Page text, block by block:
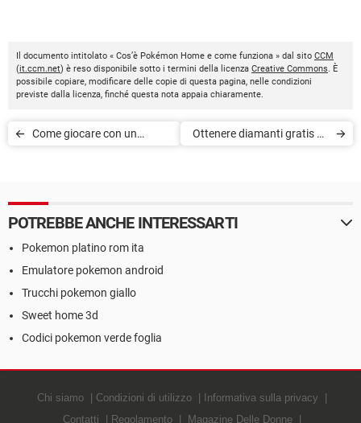
Il documento intitolato « Cos’è Pokémon Home e come funziona » dal sito CCM
(it.ccm.net) è reso disponibile sotto i termini della licenza Creative Commons. È
possibile copiare, modificare delle copie di questa pagina, nelle condizioni
previste dalla licenza, finché questa nota appaia chiaramente.
Come giocare con un
Ottenere diamanti gratis su
POTREBBE ANCHE INTERESSARTI
Pokemon platino rom ita
Emulatore pokemon android
Trucchi pokemon giallo
Sweet home 3d
Codici pokemon verde foglia
Chi siamo Condizioni di utilizzo
Informativa sulla privacy
Contatti
Regolamento Magazine Delle Donne